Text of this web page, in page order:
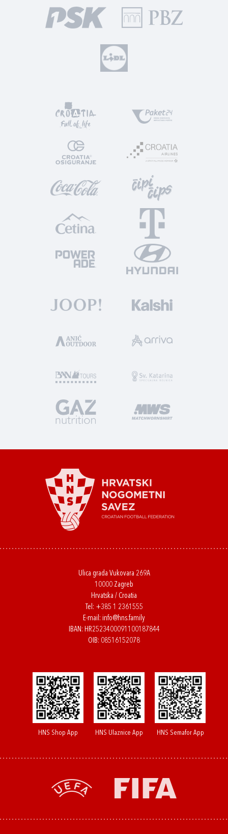
Ulica grada Vukovara 269A
10000 Zagreb
Hrvatska / Croatia
Tel: +385 1 2361555
E-mail: info@hns.family
IBAN: HR2523400091100187844
OIB: 08516152078
HNS Shop App HNS Ulaznice App HNS Semafor App